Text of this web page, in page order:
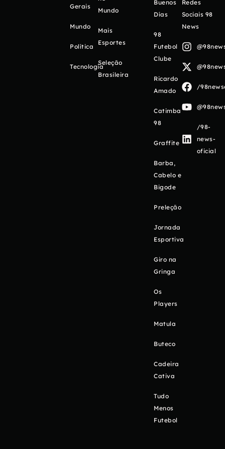
Gerais
Mundo
Política
Tecnologia
Mundo
Mais
Esportes
Seleção
Brasileira
Buenos
Días
98
Futebol
Clube
Ricardo
Amado
Catimba
98
Graffite
Barba,
Cabelo e
Bigode
Preleção
Jornada
Esportiva
Giro na
Gringa
Os
Players
Matula
Buteco
Cadeira
Cativa
Tudo
Menos
Futebol
Redes
Sociais 98
News
/
/98-
news-
oficial